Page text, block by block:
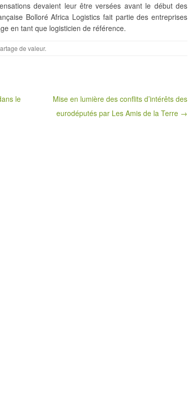
devaient leur êtreversées avant le début des
Bolloré Africa Logistics fait partie des entreprises
en tant que logisticien de référence.
de valeur.
le
Mise en lumière des conflits d’intérêts des
eurodéputés par Les Amis de la Terre →